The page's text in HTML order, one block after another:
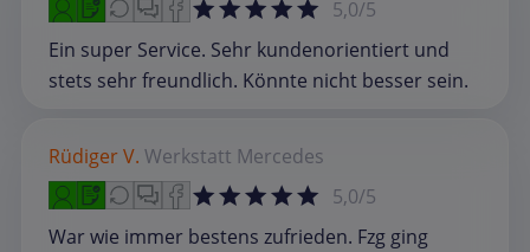
5,0/5
Ein super Service. Sehr kundenorientiert und
stets sehr freundlich. Könnte nicht besser sein.
Rüdiger V. Werkstatt Mercedes
5,0/5
War wie immer bestens zufrieden. Fzg ging